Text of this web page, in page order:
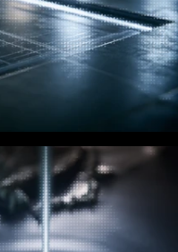
operasi selaras